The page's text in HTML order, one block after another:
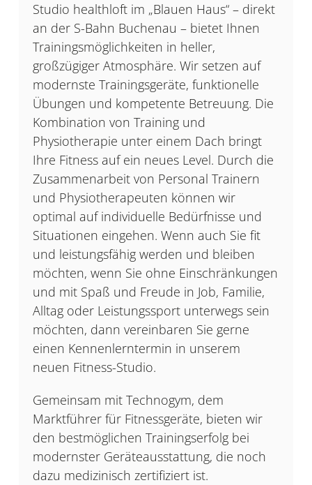
Studio healthloft im „Blauen Haus“ – direkt
an der S-Bahn Buchenau – bietet Ihnen
Trainingsmöglichkeiten in heller,
großzügiger Atmosphäre. Wir setzen auf
modernste Trainingsgeräte, funktionelle
Übungen und kompetente Betreuung. Die
Kombination von Training und
Physiotherapie unter einem Dach bringt
Ihre Fitness auf ein neues Level. Durch die
Zusammenarbeit von Personal Trainern
und Physiotherapeuten können wir
optimal auf individuelle Bedürfnisse und
Situationen eingehen. Wenn auch Sie fit
und leistungsfähig werden und bleiben
möchten, wenn Sie ohne Einschränkungen
und mit Spaß und Freude in Job, Familie,
Alltag oder Leistungssport unterwegs sein
möchten, dann vereinbaren Sie gerne
einen Kennenlerntermin in unserem
neuen Fitness-Studio.
Gemeinsam mit Technogym, dem
Marktführer für Fitnessgeräte, bieten wir
den bestmöglichen Trainingserfolg bei
modernster Geräteausstattung, die noch
dazu medizinisch zertifiziert ist.